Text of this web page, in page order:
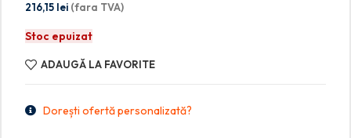
216,15 lei (fara TVA)
Stoc epuizat
ADAUGĂ LA FAVORITE
Dorești ofertă personalizată?